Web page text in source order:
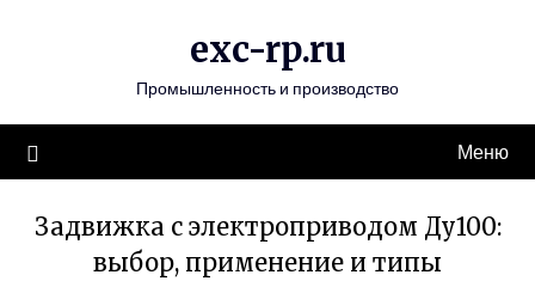
exc-rp.ru
Промышленность и производство
Меню
Задвижка с электроприводом Ду100:
выбор, применение и типы